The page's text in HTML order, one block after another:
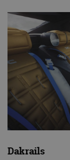
Dakrails